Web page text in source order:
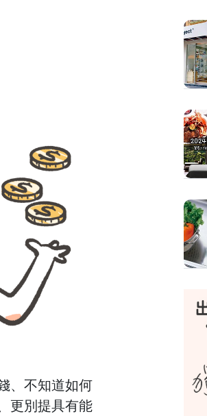
、不知道如何
更別提具有能